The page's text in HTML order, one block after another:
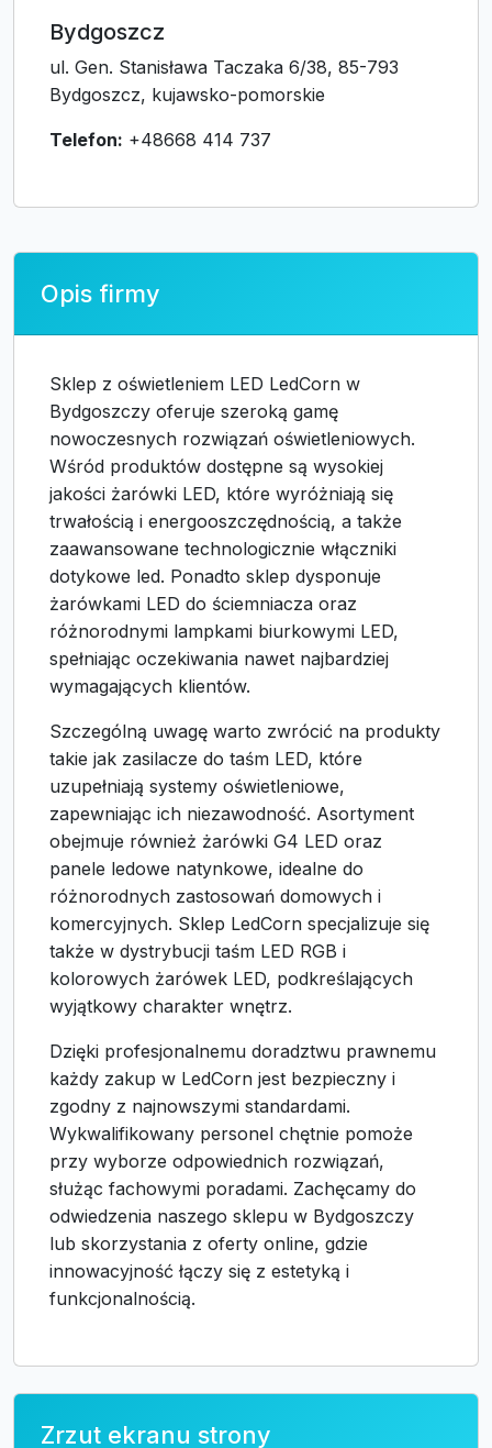
Bydgoszcz
ul. Gen. Stanisława Taczaka 6/38, 85-793
Bydgoszcz, kujawsko-pomorskie
Telefon: +48668 414 737
Opis firmy
Sklep z oświetleniem LED LedCorn w
Bydgoszczy oferuje szeroką gamę
nowoczesnych rozwiązań oświetleniowych.
Wśród produktów dostępne są wysokiej
jakości żarówki LED, które wyróżniają się
trwałością i energooszczędnością, a także
zaawansowane technologicznie włączniki
dotykowe led. Ponadto sklep dysponuje
żarówkami LED do ściemniacza oraz
różnorodnymi lampkami biurkowymi LED,
spełniając oczekiwania nawet najbardziej
wymagających klientów.
Szczególną uwagę warto zwrócić na produkty
takie jak zasilacze do taśm LED, które
uzupełniają systemy oświetleniowe,
zapewniając ich niezawodność. Asortyment
obejmuje również żarówki G4 LED oraz
panele ledowe natynkowe, idealne do
różnorodnych zastosowań domowych i
komercyjnych. Sklep LedCorn specjalizuje się
także w dystrybucji taśm LED RGB i
kolorowych żarówek LED, podkreślających
wyjątkowy charakter wnętrz.
Dzięki profesjonalnemu doradztwu prawnemu
każdy zakup w LedCorn jest bezpieczny i
zgodny z najnowszymi standardami.
Wykwalifikowany personel chętnie pomoże
przy wyborze odpowiednich rozwiązań,
służąc fachowymi poradami. Zachęcamy do
odwiedzenia naszego sklepu w Bydgoszczy
lub skorzystania z oferty online, gdzie
innowacyjność łączy się z estetyką i
funkcjonalnością.
Zrzut ekranu strony